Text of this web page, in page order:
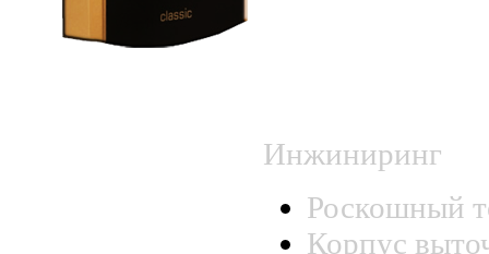
Инжиниринг
Роскошный
Корпус